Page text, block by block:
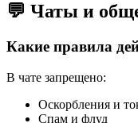
💬 Чаты и
Какие правила
В чате запрещено:
Оскорбления и
Спам и флуд